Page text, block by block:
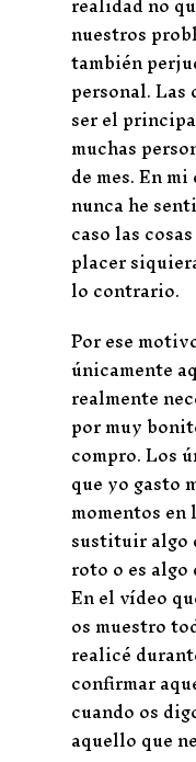
nuestros
también
personal. Las
ser el
muchas
de mes. En
nunca he
caso las
placer
lo contrario.
Por ese
únicamente
realmente
por muy
compro. Los
que yo gasto
momentos en
sustituir algo
roto o es
En el vídeo
os muestro
realicé
confirmar
cuando os
aquello que